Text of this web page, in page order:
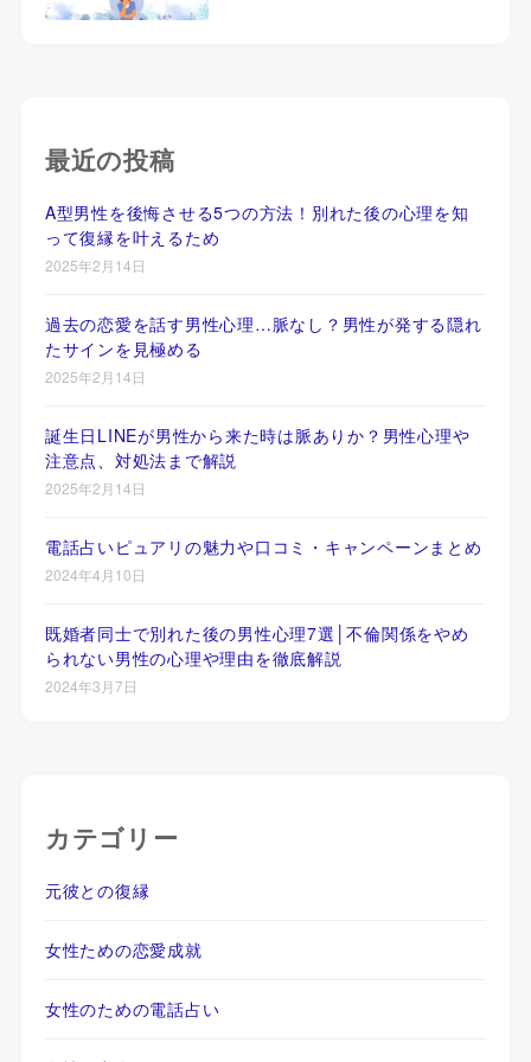
最近の投稿
A型男性を後悔させる5つの方法！別れた後の心理を知
って復縁を叶えるため
2025年2月14日
過去の恋愛を話す男性心理…脈なし？男性が発する隠れ
たサインを見極める
2025年2月14日
誕生日LINEが男性から来た時は脈ありか？男性心理や
注意点、対処法まで解説
2025年2月14日
電話占いピュアリの魅力や口コミ・キャンペーンまとめ
2024年4月10日
既婚者同士で別れた後の男性心理7選│不倫関係をやめ
られない男性の心理や理由を徹底解説
2024年3月7日
カテゴリー
元彼との復縁
女性ための恋愛成就
女性のための電話占い